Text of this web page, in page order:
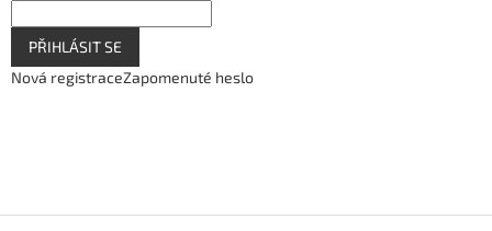
PŘIHLÁSIT SE
Nová registraceZapomenuté heslo